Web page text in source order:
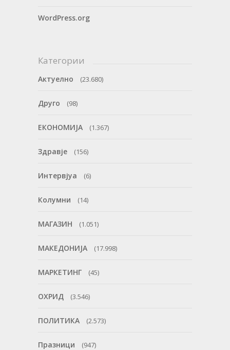
WordPress.org
Категории
Актуелно (23.680)
Друго (98)
ЕКОНОМИЈА (1.367)
Здравје (156)
Интервјуа (6)
Колумни (14)
МАГАЗИН (1.051)
МАКЕДОНИЈА (17.998)
МАРКЕТИНГ (45)
ОХРИД (3.546)
ПОЛИТИКА (2.573)
Празници (947)